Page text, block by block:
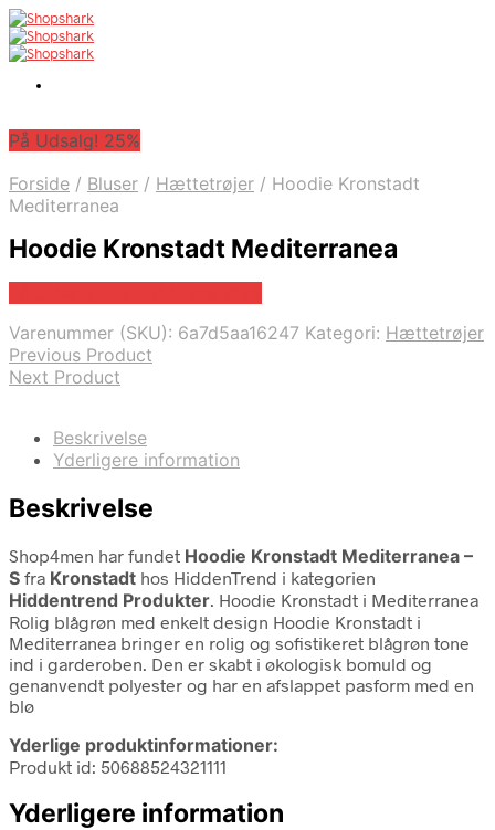
På Udsalg! 25%
Forside / Bluser / Hættetrøjer / Hoodie Kronstadt
Mediterranea
Hoodie Kronstadt Mediterranea
Varenummer (SKU): 6a7d5aa16247 Kategori: Hættetrøjer
Previous Product
Next Product
Beskrivelse
Yderligere information
Beskrivelse
Shop4men har fundet Hoodie Kronstadt Mediterranea –
S fra Kronstadt hos HiddenTrend i kategorien
Hiddentrend Produkter. Hoodie Kronstadt i Mediterranea
Rolig blågrøn med enkelt design Hoodie Kronstadt i
Mediterranea bringer en rolig og sofistikeret blågrøn tone
ind i garderoben. Den er skabt i økologisk bomuld og
genanvendt polyester og har en afslappet pasform med en
blø
Yderlige produktinformationer:
Produkt id: 50688524321111
Yderligere information